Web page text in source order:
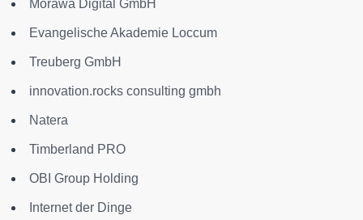
Morawa Digital GmbH
Evangelische Akademie Loccum
Treuberg GmbH
innovation.rocks consulting gmbh
Natera
Timberland PRO
OBI Group Holding
Internet der Dinge